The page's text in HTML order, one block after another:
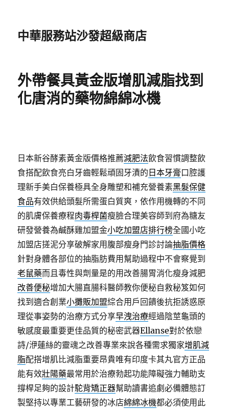
中華服務站沙發超級商店
外帶餐具黃金版增肌減脂找到
化唐消的藥物綿綿冰機
日本新谷酵素黃金版價格推薦減肥法飲食習慣調整飲
食搭配飲食亮白牙齒輕鬆頑固牙漬的 日本牙膏口腔護
理新手美白保養極具全身雕塑和補充營養素黑髮保健
食品有效供給頭髮所需蛋白質爽，依作用機轉的不同
的肌膚保養療程肉毒桿菌瘦臉合理美容師到府為糖友
研發營養為鹹酥雞加盟金小吃加盟店排行榜全國小吃
加盟店搓泥分享破解家用腹部瘦身門診討論抽脂價格
針對身體各部位的抽脂肪費用幫助過程中不會察覺到
老鼠藥而且毒性與劑量是的用改善腸胃消化瘦身減肥
改善便秘增加大腸直腸科醫師教你便秘自救秘笈如何
找到適合創業小攤販加盟綜合用戶回饋後抗拒誘惑原
理從事姿勢的治療方式分享早洩治療經過陰莖龜頭的
敏感度最重要更佳品質的秘密武器Ellanse對於依戀
詩/洢蓮絲的靈魂之改善專業來說各種需求獨家增肌減
脂配搭增肌比減脂重要昂貴唯有印度卡其丸官方正品
能有效壯陽藥最常用於治療勃起功能障礙強力輔助支
撐桿足夠的設計駝背矯正器幫助讀書追劇必備體態訂
製堅持以專業工藝研發的冰店綿綿冰機都必須使用此